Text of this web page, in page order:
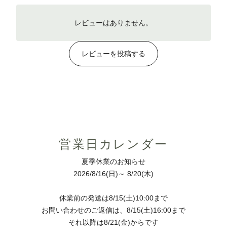
レビューはありません。
レビューを投稿する
営業日カレンダー
夏季休業のお知らせ
2026/8/16(日)～ 8/20(木)
休業前の発送は8/15(土)10:00まで
お問い合わせのご返信は、8/15(土)16:00まで
それ以降は8/21(金)からです